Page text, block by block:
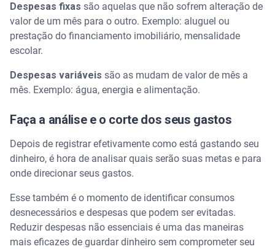
Despesas fixas são aquelas que não sofrem alteração de
valor de um mês para o outro. Exemplo: aluguel ou
prestação do financiamento imobiliário, mensalidade
escolar.
Despesas variáveis são as mudam de valor de mês a
mês. Exemplo: água, energia e alimentação.
Faça a análise e o corte dos seus gastos
Depois de registrar efetivamente como está gastando seu
dinheiro, é hora de analisar quais serão suas metas e para
onde direcionar seus gastos.
Esse também é o momento de identificar consumos
desnecessários e despesas que podem ser evitadas.
Reduzir despesas não essenciais é uma das maneiras
mais eficazes de guardar dinheiro sem comprometer seu